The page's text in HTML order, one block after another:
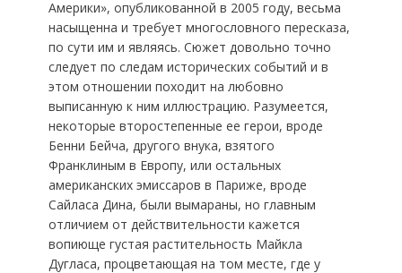
Америки», опубликованной в 2005 году, весьма
насыщенна и требует многословного пересказа,
по сути им и являясь. Сюжет довольно точно
следует по следам исторических событий и в
этом отношении походит на любовно
выписанную к ним иллюстрацию. Разумеется,
некоторые второстепенные ее герои, вроде
Бенни Бейча, другого внука, взятого
Франклиным в Европу, или остальных
американских эмиссаров в Париже, вроде
Сайласа Дина, были вымараны, но главным
отличием от действительности кажется
вопиюще густая растительность Майкла
Дугласа, процветающая на том месте, где у